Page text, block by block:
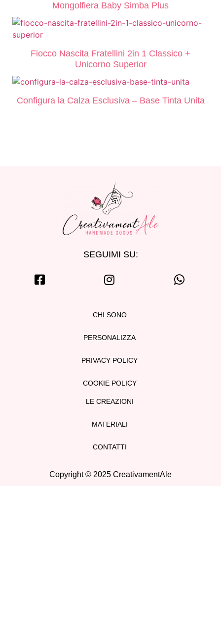
Mongolfiera Baby Simba Plus
Fiocco Nascita Fratellini 2in 1 Classico +
Unicorno Superior
Configura la Calza Esclusiva – Base Tinta Unita
SEGUIMI SU:
CHI SONO
PERSONALIZZA
PRIVACY POLICY
COOKIE POLICY
LE CREAZIONI
MATERIALI
CONTATTI
Copyright © 2025 CreativamentAle